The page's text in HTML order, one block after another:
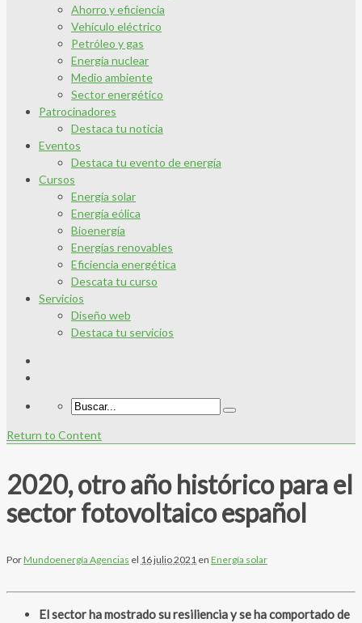
Ahorro y eficiencia
Vehículo eléctrico
Petróleo y gas
Energía nuclear
Medio ambiente
Sector energético
Patrocinadores
Destaca tu noticia
Eventos
Destaca tu evento de energía
Cursos
Energía solar
Energía eólica
Bioenergía
Energías renovables
Eficiencia energética
Descata tu curso
Servicios
Diseño web
Destaca tu servicios
Return to Content
2020, otro año histórico para el
sector fotovoltaico español
PorMundoenergía Agencias el 16 julio 2021 en Energía solar
El sector ha mostrado su resiliencia y se ha comportado de